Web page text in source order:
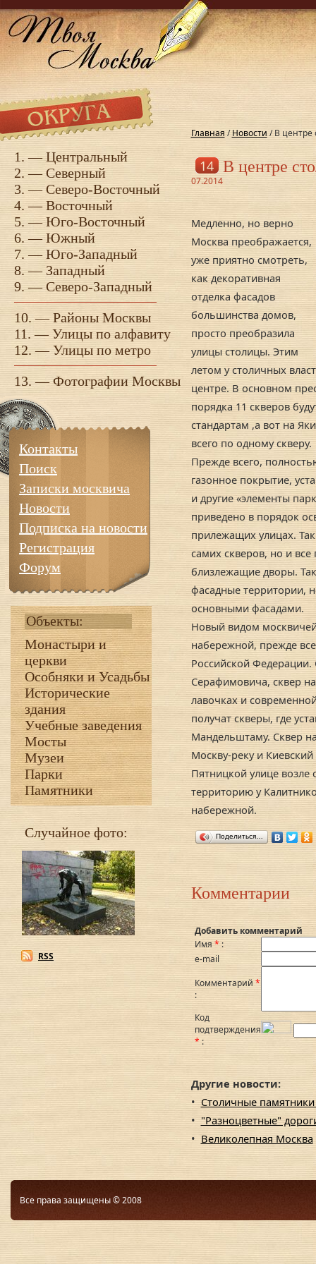
1. —Центральный
2. —Северный
3. —Северо-Восточный
4. —Восточный
5. —Юго-Восточный
6. —Южный
7. —Юго-Западный
8. —Западный
9. —Северо-Западный
10. —Районы Москвы
11. —Улицы по алфавиту
12. —Улицы по метро
13. —Фотографии Москвы
Контакты
Поиск
Записки москвича
Новости
Подписка на новости
Регистрация
Форум
Объекты:
Монастыри и
церкви
Особняки и Усадьбы
Исторические
здания
Учебные заведения
Мосты
Музеи
Парки
Памятники
Случайное фото:
RSS
Главная /Новости/ В центре
14
07.2014
В центре
Медленно, но верно
Москва преображается,
уже приятно смотреть,
как декоративная
отделка фасадов
большинства домов,
просто преобразила
улицы столицы. Этим
летом у столичных
центре. В основном
порядка 11 скверов
стандартам ,а вот на
всего по одному скверу.
Прежде всего,
газонное покрытие,
и другие «элементы
приведено в порядок
прилежащих улицах.
самих скверов, но и
близлежащие дворы.
фасадные территории,
основными фасадами.
Новый видом
набережной, прежде
Российской
Серафимовича, сквер
лавочках и
получат скверы, где
Мандельштаму. Сквер
Москву-реку и
Пятницкой улице
территорию у
набережной.
Поделиться…
Комментарии
Добавить комментарий
Имя * :
e-mail
Комментарий *
:
Код
подтверждения
* :
Другие новости:
•Столичные
• "Разноцветные"
• Великолепная Москва
Все права защищены © 2008